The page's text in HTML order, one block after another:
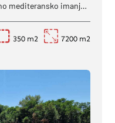
mediteransko imanje
350 7200